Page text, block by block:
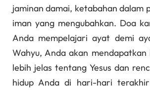
jaminan damai, ketabahan dalam
iman yang mengubahkan. Doa
Anda mempelajari ayat demi
Wahyu, Anda akan
lebih jelas tentang Yesus dan
hidup Anda di hari-hari